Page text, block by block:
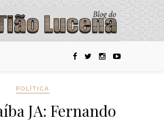
POLÍTICA
JA: Fernando